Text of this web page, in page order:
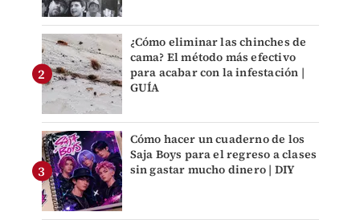
¿Cómo eliminar las chinches de
cama? El método más efectivo
para acabar con la infestación |
GUÍA
Cómo hacer un cuaderno de los
Saja Boys para el regreso a clases
sin gastar mucho dinero | DIY